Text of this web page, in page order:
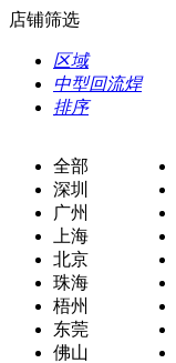
店铺筛选
区域
中型回流焊
排序
全部
深圳
广州
上海
北京
珠海
梧州
东莞
佛山